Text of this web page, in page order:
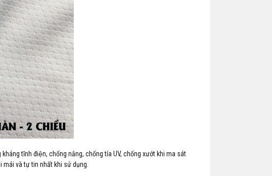
tĩnh điện, chống nắng, chống tía UV, chống xướt khi ma sát
và tự tin nhất khi sử dụng.